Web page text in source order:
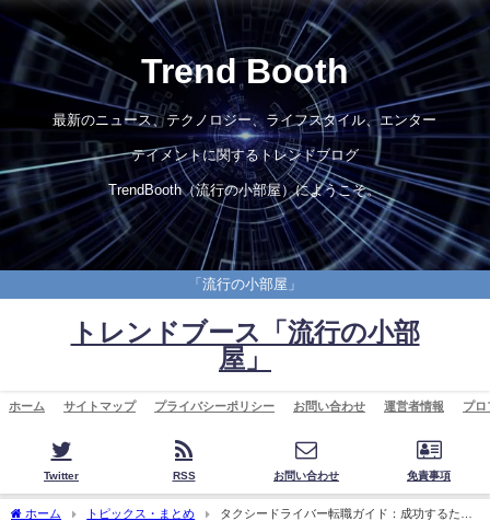
Trend Booth
最新のニュース、テクノロジー、ライフスタイル、エンター
テイメントに関するトレンドブログ
TrendBooth（流行の小部屋）にようこそ。
「流行の小部屋」
トレンドブース「流行の小部
屋」
ホーム サイトマップ プライバシーポリシー お問い合わせ 運営者情報 プロ
Twitter RSS お問い合わせ 免責事項
ホーム トピックス・まとめ
タクシードライバー転職ガイド：成功するため